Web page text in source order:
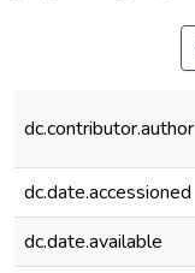
dc.contributor.author
dc.date.accessioned
dc.date.available